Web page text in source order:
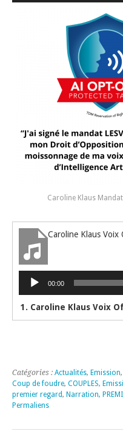
Caroline Klaus
Caroline Klaus Voix
Lecteur
audio
00:00
Catégories : Actualités, Emission,
Coup de foudre, COUPLES,
premier regard, Narration,
Permaliens